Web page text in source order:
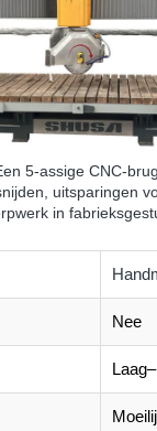
5-assige CNC-
uitsparingen
in
Nee